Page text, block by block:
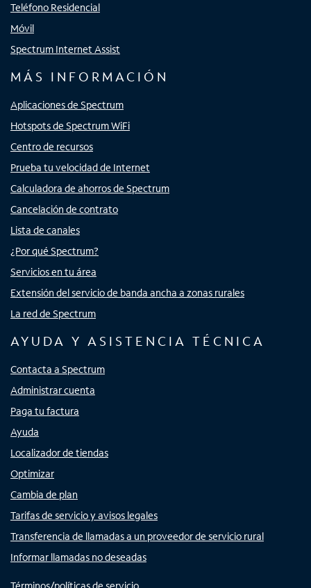
Teléfono Residencial
Móvil
Spectrum Internet Assist
MÁS INFORMACIÓN
Aplicaciones de Spectrum
Hotspots de Spectrum WiFi
Centro de recursos
Prueba tu velocidad de Internet
Calculadora de ahorros de Spectrum
Cancelación de contrato
Lista de canales
¿Por qué Spectrum?
Servicios en tu área
Extensión del servicio de banda ancha a zonas rurales
La red de Spectrum
AYUDA Y ASISTENCIA TÉCNICA
Contacta a Spectrum
Administrar cuenta
Paga tu factura
Ayuda
Localizador de tiendas
Optimizar
Cambia de plan
Tarifas de servicio y avisos legales
Transferencia de llamadas a un proveedor de servicio rural
Informar llamadas no deseadas